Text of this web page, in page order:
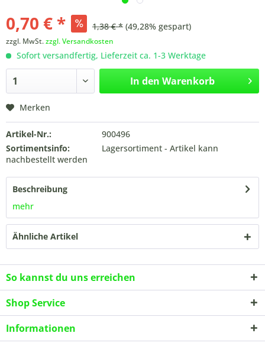
0,70 € * 1,38 € * (49,28% gespart)
zzgl. MwSt.zzgl. Versandkosten
Sofort versandfertig, Lieferzeit ca. 1-3 Werktage
In den Warenkorb
Merken
Artikel-Nr.:
900496
Sortimentsinfo:
Lagersortiment - Artikel kann
nachbestellt werden
Beschreibung
mehr
Ähnliche Artikel
So kannst du uns erreichen
Shop Service
Informationen